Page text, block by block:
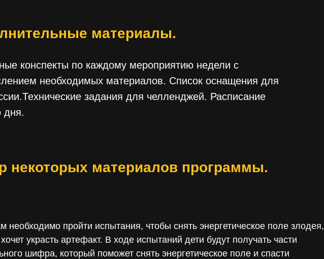
материалы.
конспекты по каждому мероприятию недели с
необходимых материалов. Список оснащения для
задания для челленджей. Расписание
дня.
некоторых материалов программы.
необходимо пройти испытания, чтобы снять энергетическое поле злодея,
украсть артефакт. В ходе испытаний дети будут получать части
шифра, который поможет снять энергетическое поле и спасти